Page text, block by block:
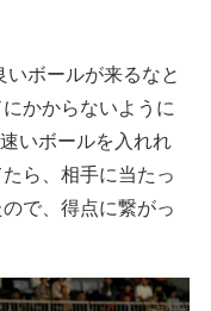
いボールが来るなと
かからないように
いボールを入れれ
ら、相手に当たっ
で、得点に繋がっ